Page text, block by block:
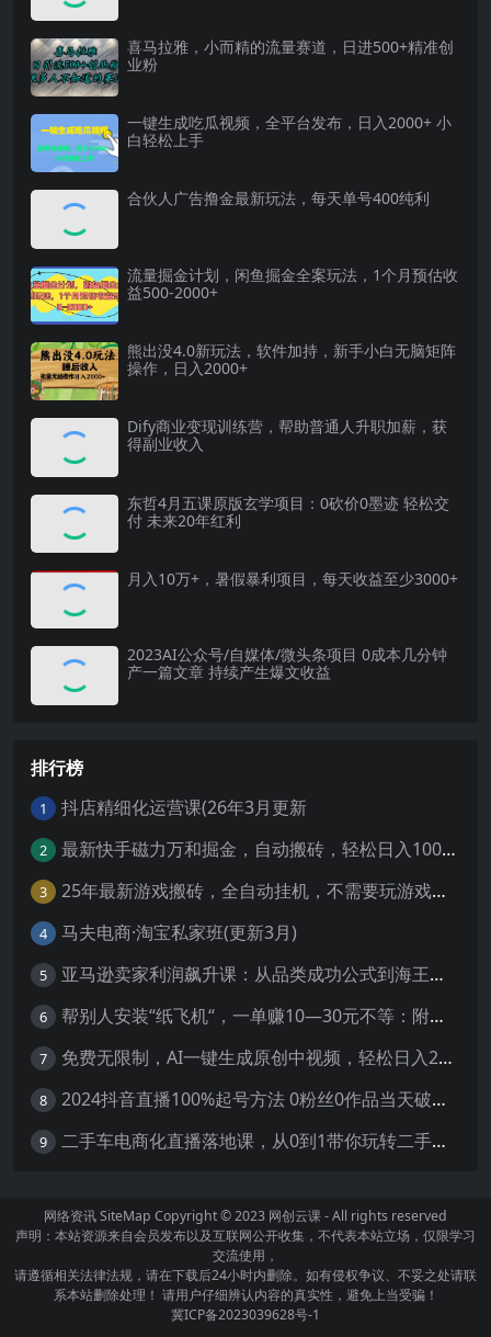
喜马拉雅，小而精的流量赛道，日进500+精准创
业粉
一键生成吃瓜视频，全平台发布，日入2000+ 小
白轻松上手
合伙人广告撸金最新玩法，每天单号400纯利
流量掘金计划，闲鱼掘金全案玩法，1个月预估收
益500-2000+
熊出没4.0新玩法，软件加持，新手小白无脑矩阵
操作，日入2000+
Dify商业变现训练营，帮助普通人升职加薪，获
得副业收入
东哲4月五课原版玄学项目：0砍价0墨迹 轻松交
付 未来20年红利
月入10万+，暑假暴利项目，每天收益至少3000+
2023AI公众号/自媒体/微头条项目 0成本几分钟
产一篇文章 持续产生爆文收益
排行榜
1 抖店精细化运营课(26年3月更新
2 最新快手磁力万和掘金，自动搬砖，轻松日入100-200，操作简单
3 25年最新游戏搬砖，全自动挂机，不需要玩游戏，单手机操作日入300+
4 马夫电商·淘宝私家班(更新3月)
5 亚马逊卖家利润飙升课：从品类成功公式到海王打法，让每个SKU都成爆款一路飙升(更新26年3月
6 帮别人安装“纸飞机“，一单赚10—30元不等：附：免费节点
7 免费无限制，AI一键生成原创中视频，轻松日入2000+，超简单，可矩阵，…
8 2024抖音直播100%起号方法 0粉丝0作品当天破千人在线 多种变现方式
9 二手车电商化直播落地课，从0到1带你玩转二手车直播
网络资讯SiteMap Copyright © 2023 网创云课- All rights reserved
声明：本站资源来自会员发布以及互联网公开收集，不代表本站立场，仅限学习
交流使用，
请遵循相关法律法规，请在下载后24小时内删除。如有侵权争议、不妥之处请联
系本站删除处理！ 请用户仔细辨认内容的真实性，避免上当受骗！
冀ICP备2023039628号-1